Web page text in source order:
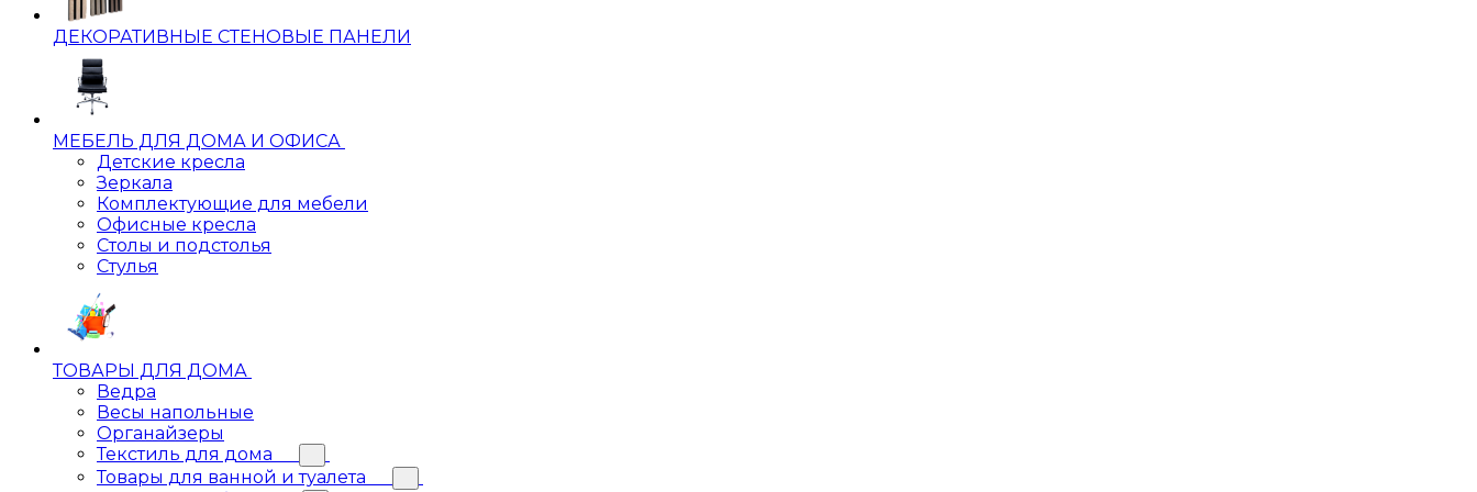
ДЕКОРАТИВНЫЕ СТЕНОВЫЕ ПАНЕЛИ
МЕБЕЛЬ ДЛЯ ДОМА И ОФИСА
Детские кресла
Зеркала
Комплектующие для мебели
Офисные кресла
Столы и подстолья
Стулья
ТОВАРЫ ДЛЯ ДОМА
Ведра
Весы напольные
Органайзеры
Текстиль для дома
Товары для ванной и туалета